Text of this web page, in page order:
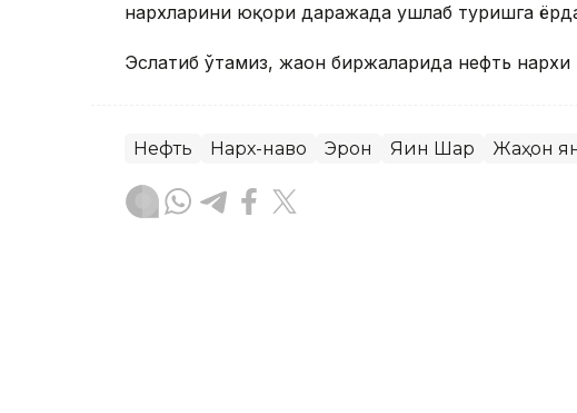
нархларини юқори даражада ушлаб туришга
Эслатиб ўтамиз, жаҳон биржаларида нефть нархи
Нефть Нарх-наво Эрон Яқин Шарқ Жаҳон